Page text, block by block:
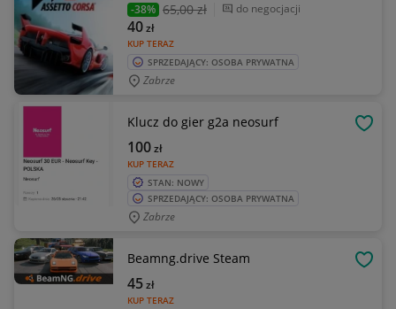
-38% 65,00 zł do negocjacji
KUP TERAZ
40zł
SPRZEDAJĄCY: OSOBA PRYWATNA
Zabrze
Klucz do gier g2a neosurf
KUP TERAZ
100zł
STAN: NOWY
SPRZEDAJĄCY: OSOBA PRYWATNA
Zabrze
Beamng.drive Steam
KUP TERAZ
45zł